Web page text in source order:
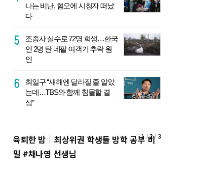
나는 비난, 혐오에 시청자 떠났
다
조종사 실수로 72명 희생…한국
인 2명 탄 네팔 여객기 추락 원
인
최일구 “새해엔 달라질 줄 알았
는데…TBS와 함께 침몰할 결
심”
1 / 2 / 3